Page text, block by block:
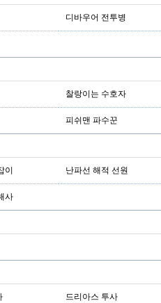
디바우어 전투병
찰랑이는 수호자
피쉬맨 파수꾼
이 난파선 해적 선원
사
드리아스 투사